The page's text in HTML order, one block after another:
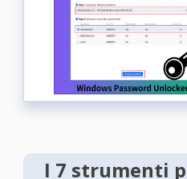
I 7 strumenti